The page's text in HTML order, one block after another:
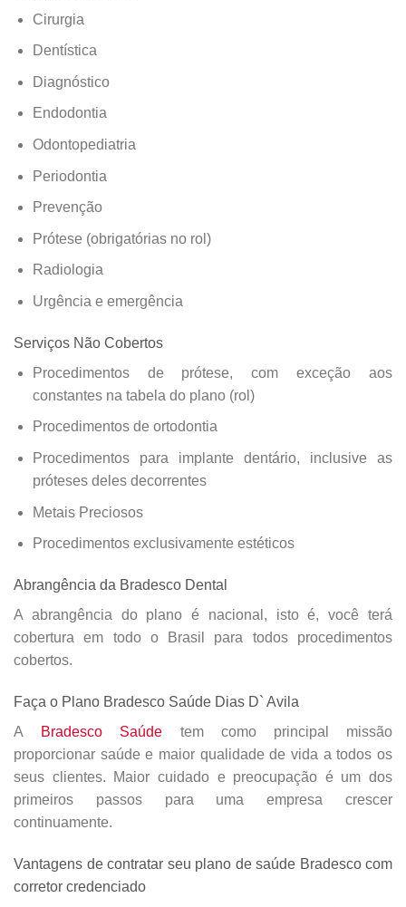
Cirurgia
Dentística
Diagnóstico
Endodontia
Odontopediatria
Periodontia
Prevenção
Prótese (obrigatórias no rol)
Radiologia
Urgência e emergência
Serviços Não Cobertos
Procedimentos de prótese, com exceção aos
constantes na tabela do plano (rol)
Procedimentos de ortodontia
Procedimentos para implante dentário, inclusive as
próteses deles decorrentes
Metais Preciosos
Procedimentos exclusivamente estéticos
Abrangência da Bradesco Dental
A abrangência do plano é nacional, isto é, você terá
cobertura em todo o Brasil para todos procedimentos
cobertos.
Faça o Plano Bradesco Saúde Dias D` Avila
A
Bradesco Saúde tem como principal missão
proporcionar saúde e maior qualidade de vida a todos os
seus clientes. Maior cuidado e preocupação é um dos
primeiros passos para uma empresa crescer
continuamente.
Vantagens de contratar seu plano de saúde Bradesco com
corretor credenciado